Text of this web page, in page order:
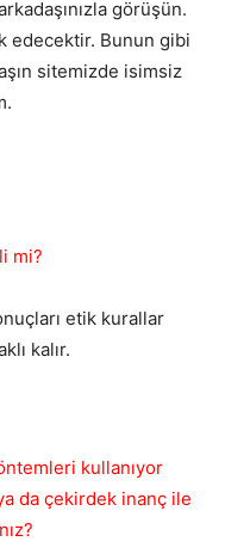
görüşün.
edecektir. Bunun gibi
sitemizde isimsiz
mi?
etik kurallar
kalır.
kullanıyor
da çekirdek inanç ile